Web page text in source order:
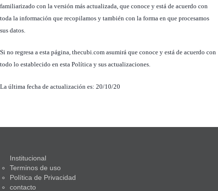
familiarizado con la versión más actualizada, que conoce y está de acuerdo con
toda la información que recopilamos y también con la forma en que procesamos
sus datos.
Si no regresa a esta página, thecubi.com asumirá que conoce y está de acuerdo con
todo lo establecido en esta Política y sus actualizaciones.
La última fecha de actualización es: 20/10/20
Institucional
Terminos de uso
Política de Privacidad
contacto